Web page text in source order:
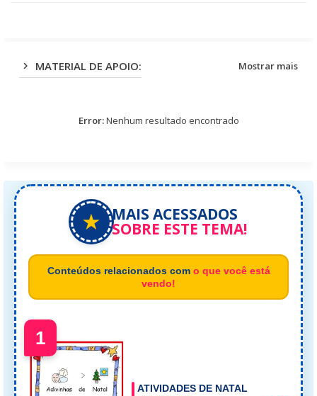
MATERIAL DE APOIO: Mostrar mais
Error:Nenhum resultado encontrado
★ MAIS ACESSADOS
SOBRE ESTE TEMA!
Conteúdos relacionados com o que você está
vendo!
1
ATIVIDADES DE NATAL